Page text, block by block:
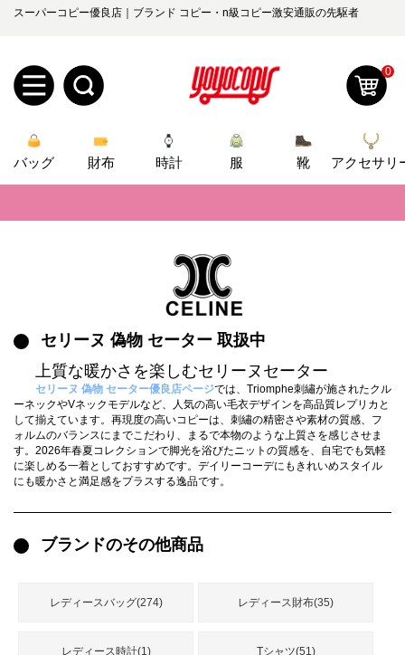
スーパーコピー優良店｜ブランド コピー・n級コピー激安通販の先駆者
規
録
ロ
ー
ー
管
お
ら
せ
2026人気特集
バッグ
財布
時計
服
ズボン
衣装セット
靴
住まい用品
アクセサリー
ベルト
スカーフ
アイフォーンケ
ース
小物
0
バッグ 財布 時計 服 靴
アクセサリ
新作入荷！ルイ・ヴィトンスーパーコピー バッグ最新モデルが登場。
当店は正真正銘のn級スーパーコピーのみ取扱い。最高品質の再現度を
📢 2026春の新作続々更新中！期間中のご注文でお得な割引をご利用いただ
新作入荷！ルイ・ヴィトンスーパーコピー バッグ最新モデルが登場。
セリーヌ 偽物 セーター 取扱中
上質な暖かさを楽しむセリーヌセーター
セリーヌ 偽物 セーター優良店ページでは、Triomphe刺繡が施されたクル
ーネックやVネックモデルなど、人気の高い毛衣デザインを高品質レプリカと
して揃えています。再現度の高いコピーは、刺繡の精密さや素材の質感、フ
ォルムのバランスにまでこだわり、まるで本物のような上質さを感じさせま
す。2026年春夏コレクションで脚光を浴びたニットの質感を、自宅でも気軽
に楽しめる一着としておすすめです。デイリーコーデにもきれいめスタイル
にも暖かさと満足感をプラスする逸品です。
ブランドのその他商品
レディースバッグ(274) レディース財布(35)
レディース時計(1) Tシャツ(51)